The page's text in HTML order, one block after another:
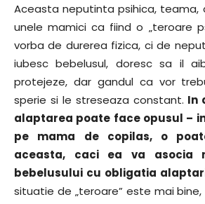
Aceasta neputinta psihica, teama,
unele mamici ca fiind o „teroare
vorba de durerea fizica, ci de
iubesc bebelusul, doresc sa il
protejeze, dar gandul ca vor
sperie si le streseaza constant. In
alaptarea poate face opusul –
pe mama de copilas, o
aceasta, caci ea va asocia
bebelusului cu obligatia
situatie de „teroare” este mai